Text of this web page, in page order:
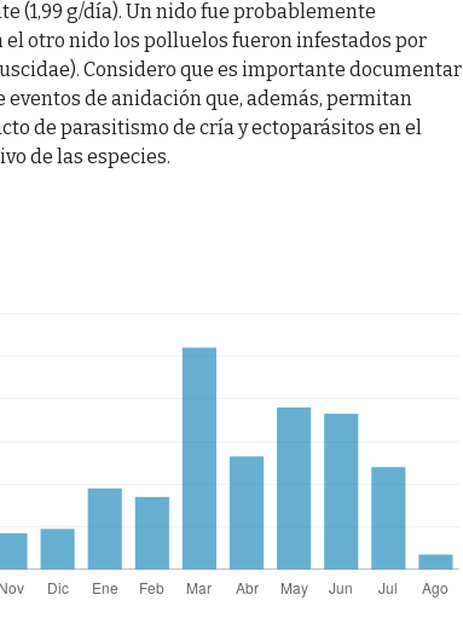
(1,99 g/día). Un nido fue probablemente
el otro nido los polluelos fueron infestados por
Considero que es importante documentar
de anidación que, además, permitan
de parasitismo de cría y ectoparásitos en el
de las especies.